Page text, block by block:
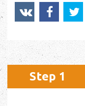
Step 1